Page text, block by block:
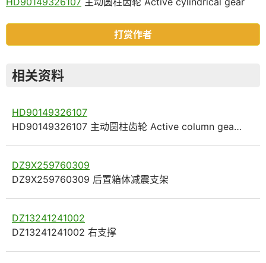
打赏作者
相关资料
HD90149326107
HD90149326107 主动圆柱齿轮 Active column gea…
DZ9X259760309
DZ9X259760309 后置箱体减震支架
DZ13241241002
DZ13241241002 右支撑